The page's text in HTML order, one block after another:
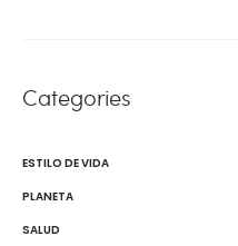
Categories
ESTILO DE VIDA
PLANETA
SALUD